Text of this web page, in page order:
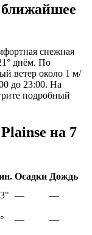
ближайшее
снежная
днём. По
ветер около 1 м/
до 23:00. На
подробный
на 7
Осадки Дождь
—
—
—
—